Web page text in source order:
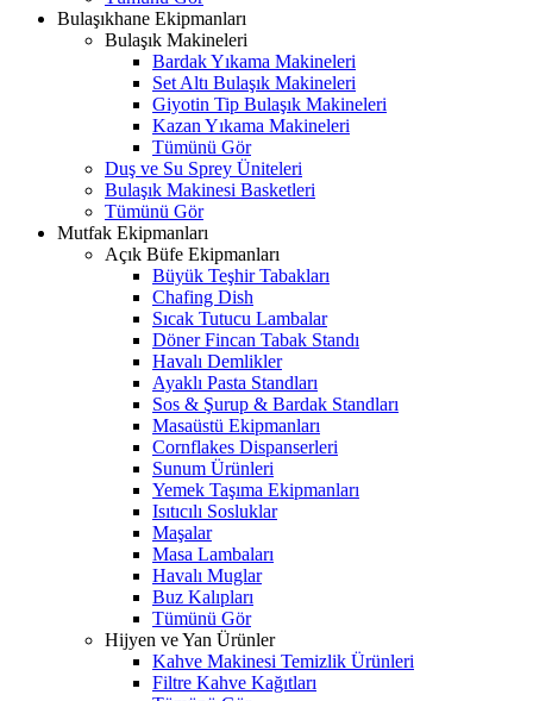
Bulaşıkhane Ekipmanları
Bulaşık Makineleri
Bardak Yıkama Makineleri
Set Altı Bulaşık Makineleri
Giyotin Tip Bulaşık Makineleri
Kazan Yıkama Makineleri
Tümünü Gör
Duş ve Su Sprey Üniteleri
Bulaşık Makinesi Basketleri
Tümünü Gör
Mutfak Ekipmanları
Açık Büfe Ekipmanları
Büyük Teşhir Tabakları
Chafing Dish
Sıcak Tutucu Lambalar
Döner Fincan Tabak Standı
Havalı Demlikler
Ayaklı Pasta Standları
Sos & Şurup & Bardak Standları
Masaüstü Ekipmanları
Cornflakes Dispanserleri
Sunum Ürünleri
Yemek Taşıma Ekipmanları
Isıtıcılı Sosluklar
Maşalar
Masa Lambaları
Havalı Muglar
Buz Kalıpları
Tümünü Gör
Hijyen ve Yan Ürünler
Kahve Makinesi Temizlik Ürünleri
Filtre Kahve Kağıtları